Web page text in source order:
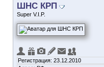
ШНС КРП
Super V.I.P.
Регистрация: 23.12.2010